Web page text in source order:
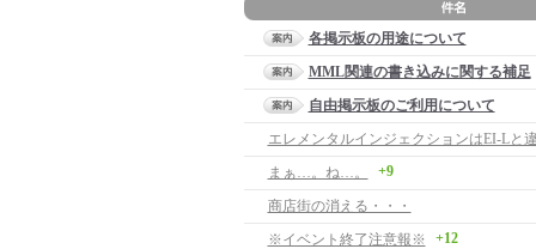
各掲示板の用途について
MML関連の書き込みに関する補足
自由掲示板のご利用について
まぁ…。ね…。 +9
商店街の消える・・・
※イベント終了注意報※
+12